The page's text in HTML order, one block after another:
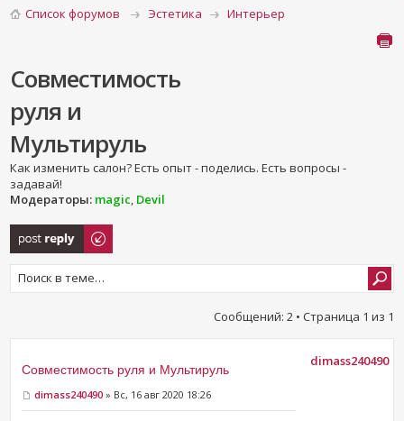
Список форумов Эстетика Интерьер
Совместимость
руля и
Мультируль
Как изменить салон? Есть опыт - поделись. Есть вопросы -
задавай!
Модераторы: magic, Devil
Ответить
Сообщений: 2 • Страница 1 из 1
Совместимость руля и Мультируль
dimass240490 » Вс, 16 авг 2020 18:26
dimass240490